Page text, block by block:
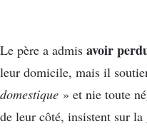
Le père a admis avoir
leur domicile, mais il
domestique » et nie toute
de leur côté, insistent sur